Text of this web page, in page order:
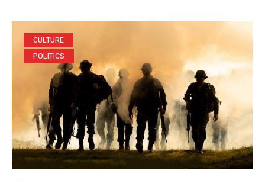
CULTURE
POLITICS